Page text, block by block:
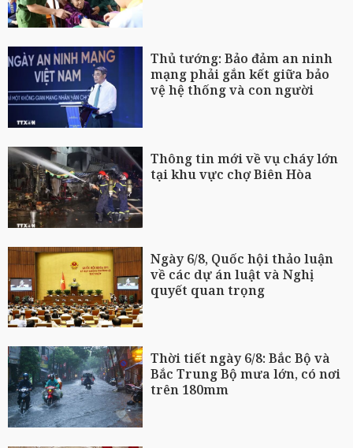
Thủ tướng: Bảo đảm an ninh
mạng phải gắn kết giữa bảo
vệ hệ thống và con người
Thông tin mới về vụ cháy lớn
tại khu vực chợ Biên Hòa
Ngày 6/8, Quốc hội thảo luận
về các dự án luật và Nghị
quyết quan trọng
Thời tiết ngày 6/8: Bắc Bộ và
Bắc Trung Bộ mưa lớn, có nơi
trên 180mm